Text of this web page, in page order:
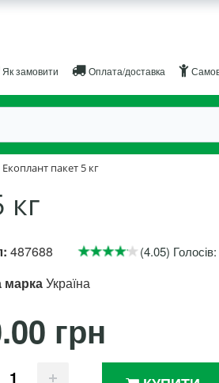
Як замовити Оплата/доставка
пакет 5 кг
487688 (4.05)
маркаУкраїна
грн